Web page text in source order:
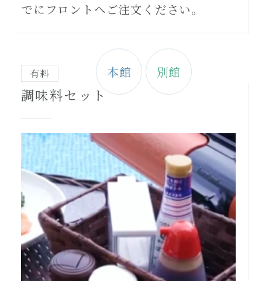
でにフロントへご注文ください。
有料
調味料セット
本館 別館